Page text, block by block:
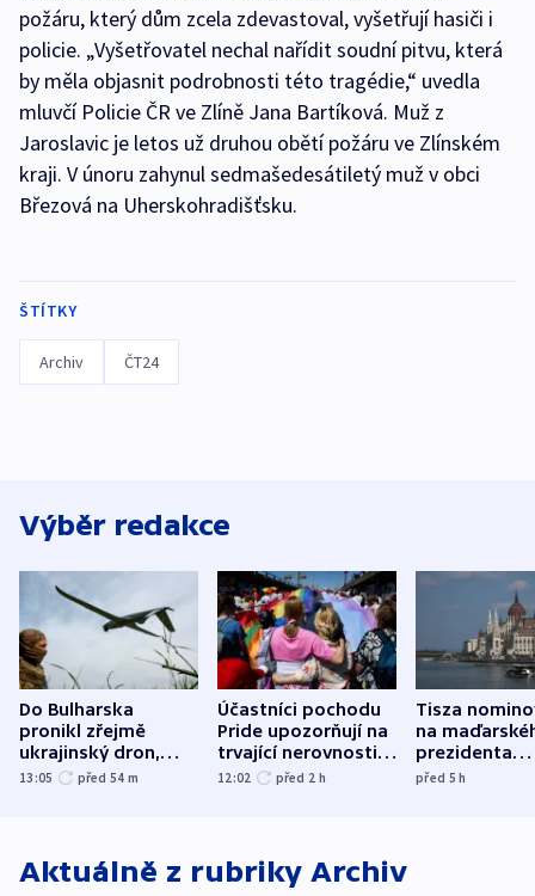
požáru, který dům zcela zdevastoval, vyšetřují hasiči i
policie. „Vyšetřovatel nechal nařídit soudní pitvu, která
by měla objasnit podrobnosti této tragédie,“ uvedla
mluvčí Policie ČR ve Zlíně Jana Bartíková. Muž z
Jaroslavic je letos už druhou obětí požáru ve Zlínském
kraji. V únoru zahynul sedmašedesátiletý muž v obci
Březová na Uherskohradišťsku.
ŠTÍTKY
Archiv ČT24
Výběr redakce
Do Bulharska
pronikl zřejmě
ukrajinský dron,
explodoval kilometr
13:05 před 54 m
Účastníci pochodu
Pride upozorňují na
trvající nerovnosti i
společenskou
12:02 před 2 h
Tisza
na
prezidenta
bývalého
před 5h
Aktuálně z rubriky Archiv